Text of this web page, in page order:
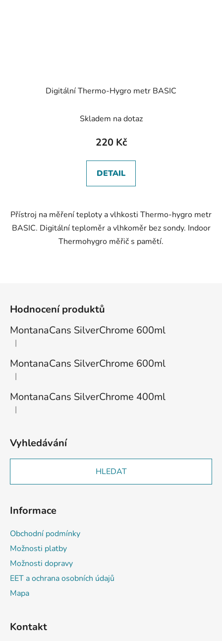
Digitální Thermo-Hygro metr BASIC
Skladem na dotaz
220 Kč
DETAIL
Přístroj na měření teploty a vlhkosti Thermo-hygro metr
BASIC. Digitální teploměr a vlhkoměr bez sondy. Indoor
Thermohygro měřič s pamětí.
Hodnocení produktů
MontanaCans SilverChrome 600ml
Hodnocení produktu je 1 z 5 hvězdiček.
|
MontanaCans SilverChrome 600ml
Hodnocení produktu je 3 z 5 hvězdiček.
|
MontanaCans SilverChrome 400ml
Hodnocení produktu je 2 z 5 hvězdiček.
|
Vyhledávání
HLEDAT
Informace
Obchodní podmínky
Možnosti platby
Možnosti dopravy
EET a ochrana osobních údajů
Mapa
Kontakt